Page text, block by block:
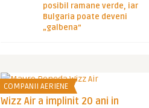
posibil ramane verde, iar
Bulgaria poate deveni
„galbena”
COMPANII AERIENE
Wizz Air a implinit 20 ani in